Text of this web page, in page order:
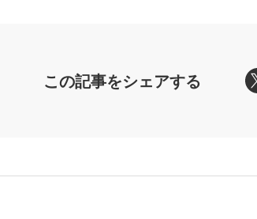
この記事をシェアする